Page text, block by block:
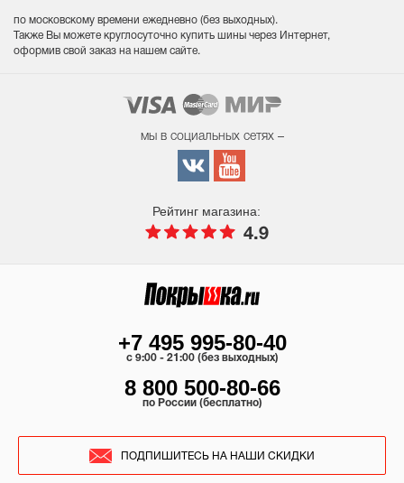
по московскому времени ежедневно (без выходных).
Также Вы можете круглосуточно купить шины через Интернет,
оформив свой заказ на нашем сайте.
мы в социальных сетях –
Рейтинг магазина:
4.9
+7 495 995-80-40
c 9:00 - 21:00 (без выходных)
8 800 500-80-66
по России (бесплатно)
ПОДПИШИТЕСЬ НА НАШИ СКИДКИ